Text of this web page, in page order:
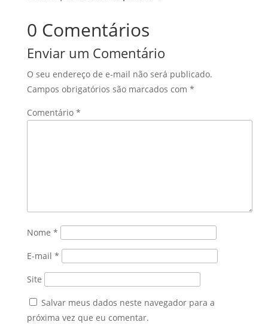
0 Comentários
Enviar um Comentário
O seu endereço de e-mail não será publicado.
Campos obrigatórios são marcados com *
Comentário *
Nome *
E-mail *
Site
Salvar meus dados neste navegador para a
próxima vez que eu comentar.